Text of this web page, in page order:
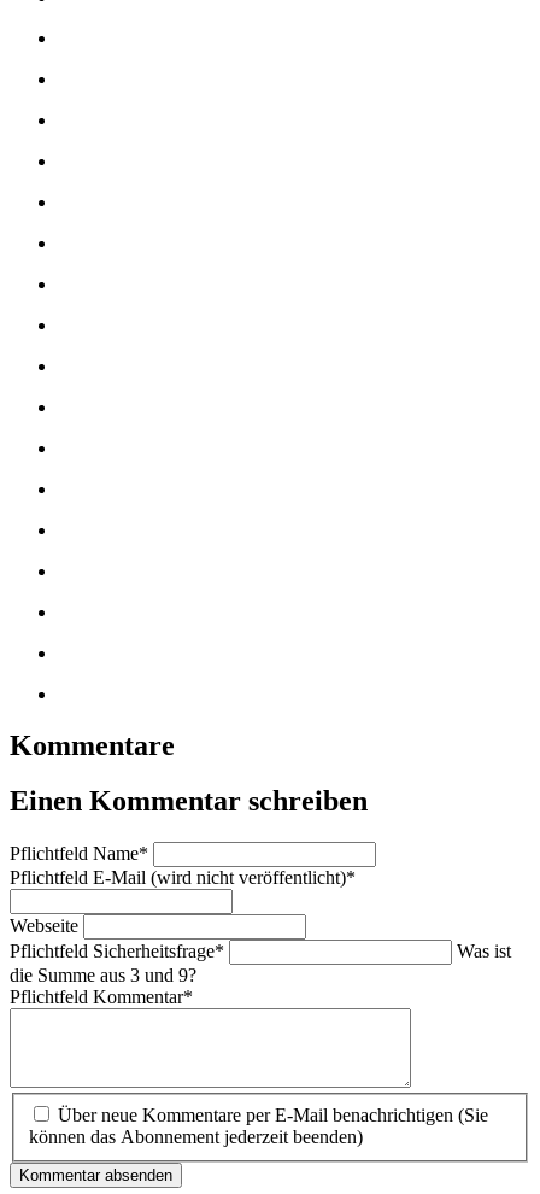
Kommentare
Einen Kommentar schreiben
Pflichtfeld Name*
Pflichtfeld E-Mail (wird nicht veröffentlicht)*
Webseite
Pflichtfeld Sicherheitsfrage*
Was ist
die Summe aus 3 und 9?
Pflichtfeld Kommentar*
Über neue Kommentare per E-Mail benachrichtigen (Sie
können das Abonnement jederzeit beenden)
Kommentar absenden